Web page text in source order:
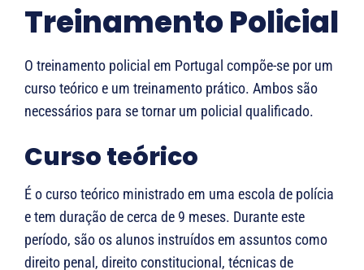
Treinamento Policial
O treinamento policial em Portugal compõe-se por um
curso teórico e um treinamento prático. Ambos são
necessários para se tornar um policial qualificado.
Curso teórico
É o curso teórico ministrado em uma escola de polícia
e tem duração de cerca de 9 meses. Durante este
período, são os alunos instruídos em assuntos como
direito penal, direito constitucional, técnicas de